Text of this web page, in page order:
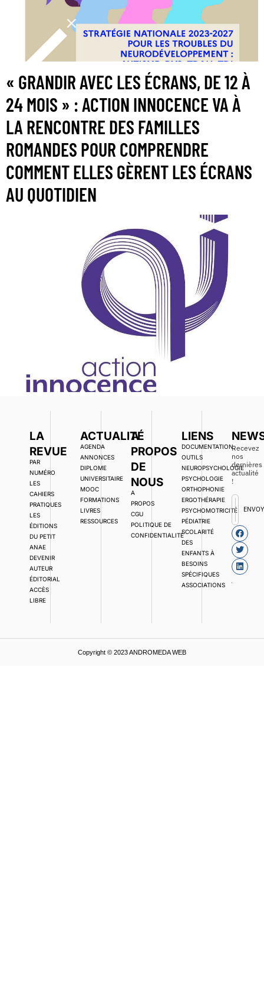
« GRANDIR AVEC LES ÉCRANS, DE 12 À
24 MOIS » : ACTION INNOCENCE VA À
LA RENCONTRE DES FAMILLES
ROMANDES POUR COMPRENDRE
COMMENT ELLES GÈRENT LES ÉCRANS
AU QUOTIDIEN
LA
REVUE
PAR
NUMÉRO
LES
CAHIERS
PRATIQUES
LES
ÉDITIONS
DU PETIT
ANAE
DEVENIR
AUTEUR
ÉDITORIAL
ACCÈS
LIBRE
ACTUALITÉ
AGENDA
ANNONCES
DIPLOME
UNIVERSITAIRE
MOOC
FORMATIONS
LIVRES
RESSOURCES
A
PROPOS
DE
NOUS
A
PROPOS
CGU
POLITIQUE DE
CONFIDENTIALITÉ
LIENS
DOCUMENTATION,
OUTILS
NEUROPSYCHOLOGIE
PSYCHOLOGIE
ORTHOPHONIE
ERGOTHÉRAPIE
PSYCHOMOTRICITÉ
PÉDIATRIE
SCOLARITÉ
DES
ENFANTS À
BESOINS
SPÉCIFIQUES
ASSOCIATIONS
Recevez
nos
dernières
actualité
!
Copyright © 2023 ANDROMEDA WEB